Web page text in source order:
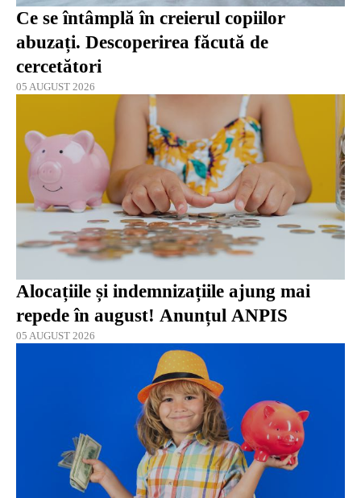
Ce se întâmplă în creierul copiilor
abuzați. Descoperirea făcută de
cercetători
05 AUGUST 2026
Alocațiile și indemnizațiile ajung mai
repede în august! Anunțul ANPIS
05 AUGUST 2026